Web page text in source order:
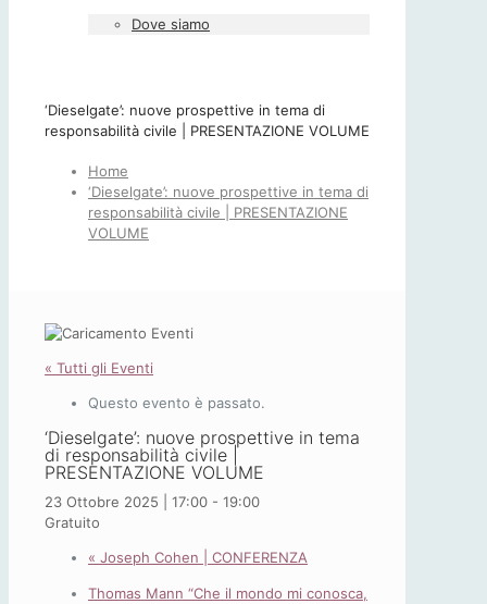
Dove siamo
‘Dieselgate’: nuove prospettive in tema di
responsabilità civile | PRESENTAZIONE VOLUME
Home
‘Dieselgate’: nuove prospettive in tema di
responsabilità civile | PRESENTAZIONE
VOLUME
« Tutti gli Eventi
Questo evento è passato.
‘Dieselgate’: nuove prospettive in tema
di responsabilità civile |
PRESENTAZIONE VOLUME
23 Ottobre 2025 | 17:00 - 19:00
Gratuito
« Joseph Cohen | CONFERENZA
Thomas Mann “Che il mondo mi conosca,